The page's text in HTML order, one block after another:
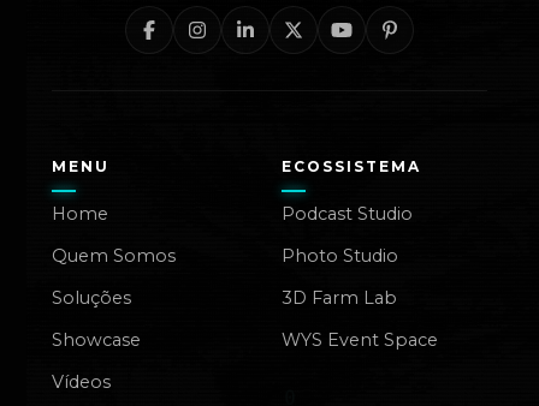
MENU
Home
Quem Somos
Soluções
Showcase
Vídeos
ECOSSISTEMA
Podcast Studio
Photo Studio
3D Farm Lab
WYS Event Space